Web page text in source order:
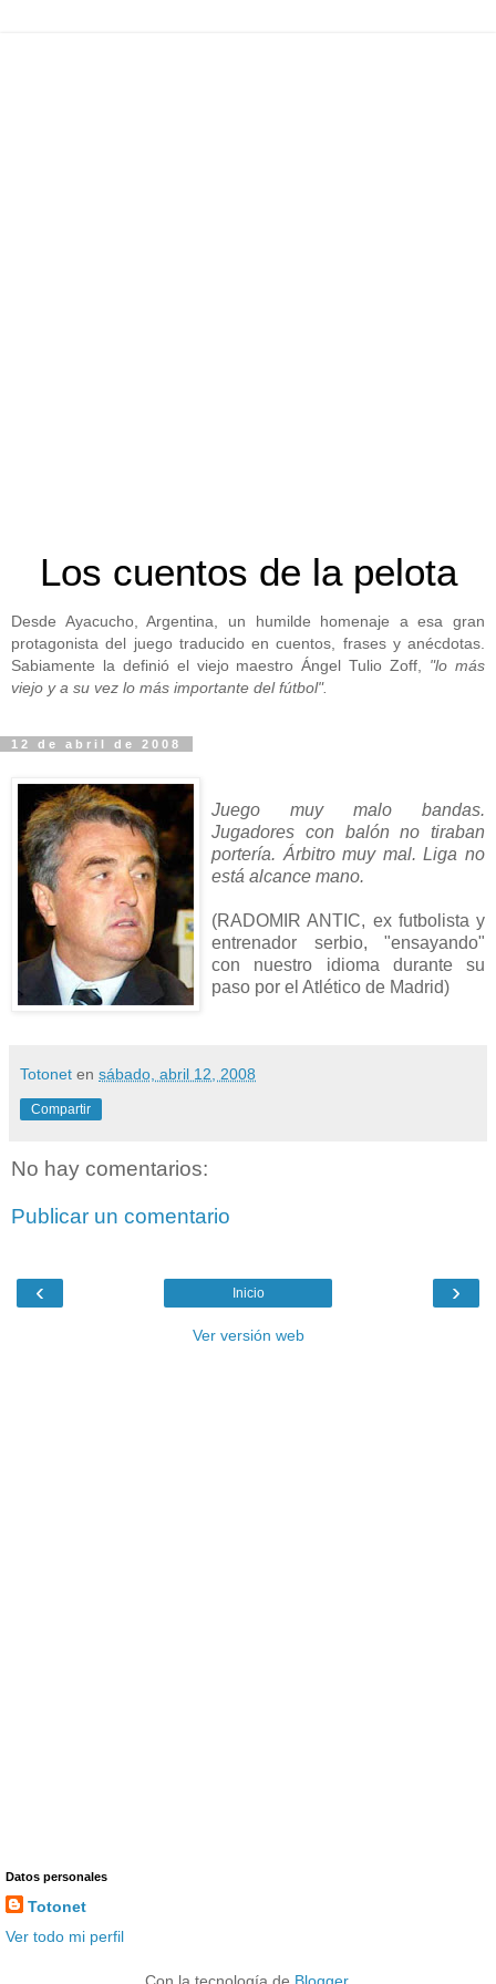
Los cuentos de la pelota
Desde Ayacucho, Argentina, un humilde homenaje a esa gran
protagonista del juego traducido en cuentos, frases y anécdotas.
Sabiamente la definió el viejo maestro Ángel Tulio Zoff, "lo más
viejo y a su vez lo más importante del fútbol".
12 de abril de 2008
Juego muy malo bandas.
Jugadores con balón no tiraban
portería. Árbitro muy mal. Liga no
está alcance mano.
(RADOMIR ANTIC, ex futbolista y
entrenador serbio, "ensayando"
con nuestro idioma durante su
paso por el Atlético de Madrid)
Totonet en sábado, abril 12, 2008
Compartir
No hay comentarios:
Publicar un comentario
‹ ›
Inicio
Ver versión web
Datos personales
Totonet
Ver todo mi perfil
Con la tecnología de Blogger.